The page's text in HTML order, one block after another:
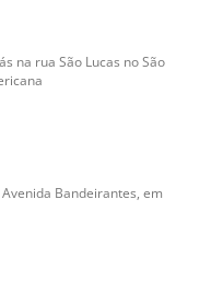
na rua São Lucas no São
Bandeirantes, em